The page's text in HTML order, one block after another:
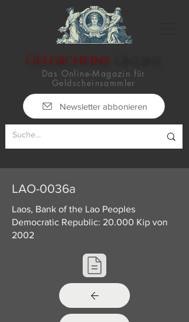
Geldscheine
Das Online-Magazin für
Geldscheinsammler
Newsletter abbonieren
LAO-0036a
Laos, Bank of the Lao Peoples
Democratic Republic: 20.000 Kip von
2002